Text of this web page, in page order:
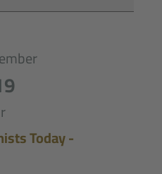
Today -